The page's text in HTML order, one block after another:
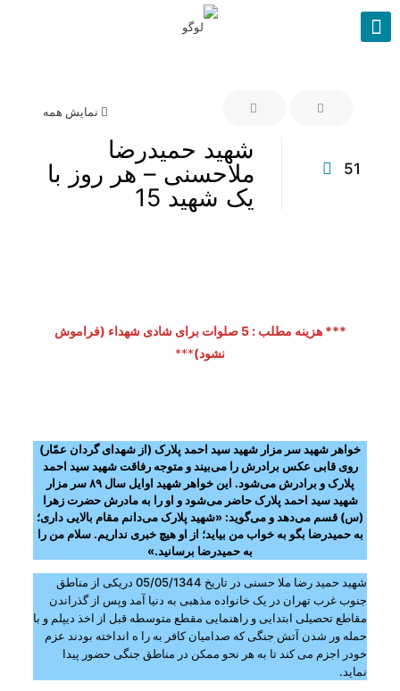
نمایش همه
51
شهید حمیدرضا
ملاحسنی – هر روز با
یک شهید 15
*** هزینه مطلب : 5 صلوات برای شادی شهداء (فراموش
نشود)***
خواهر شهید سر مزار شهید سید احمد پلارک (از شهدای گردان عمّار)
روی قابی عکس برادرش را می‌بیند و متوجه رفاقت شهید سید احمد
پلارک و برادرش می‌شود. این خواهر شهید اوایل سال ۸۹ سر مزار
شهید سید احمد پلارک حاضر می‌شود و او را به مادرش حضرت زهرا
(س) قسم می‌دهد و می‌گوید: «شهید پلارک می‌دانم مقام بالایی داری؛
به حمیدرضا بگو به خواب من بیاید؛ از او هیچ خبری نداریم. سلام من را
به حمیدرضا برسانید.»
شهید حمید رضا ملا حسنی در تاریخ 05/05/1344 دریکی از مناطق
جنوب غرب تهران در یک خانواده مذهبی به دنیا آمد وپس از گذراندن
مقاطع تحصیلی ابتدایی و راهنمایی مقطع متوسطه قبل از اخذ دیپلم و با
حمله ور شدن آتش جنگی که صدامیان کافر به را ه انداخته بودند عزم
خودر اجزم می کند تا به هر نحو ممکن در مناطق جنگی حضور پیدا
نماید.